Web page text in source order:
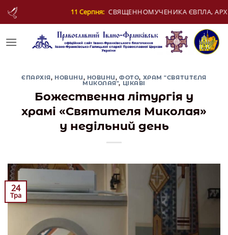
Skip
ЄВПЛА, АРХІДИЯКОНА 12
ЄПАРХІЯ, НОВИНИ, НОВИНИ,ФОТО, ХРАМ "СВЯТИТЕЛЯ
МИКОЛАЯ", ЦІКАВІ
Божественна літургія у
храмі «Святителя Миколая»
у недільний день
24
Тра